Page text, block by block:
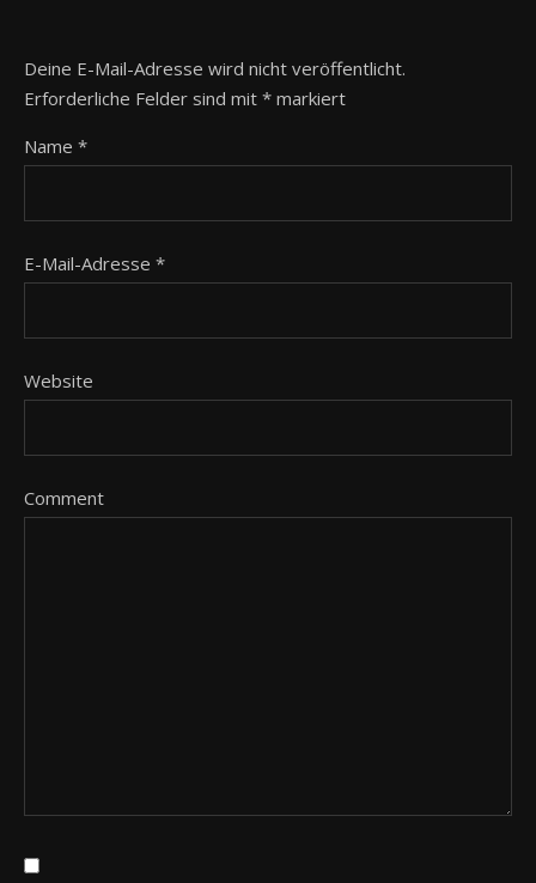
Deine E-Mail-Adresse wird nicht veröffentlicht.
Erforderliche Felder sind mit * markiert
Name *
E-Mail-Adresse *
Website
Comment